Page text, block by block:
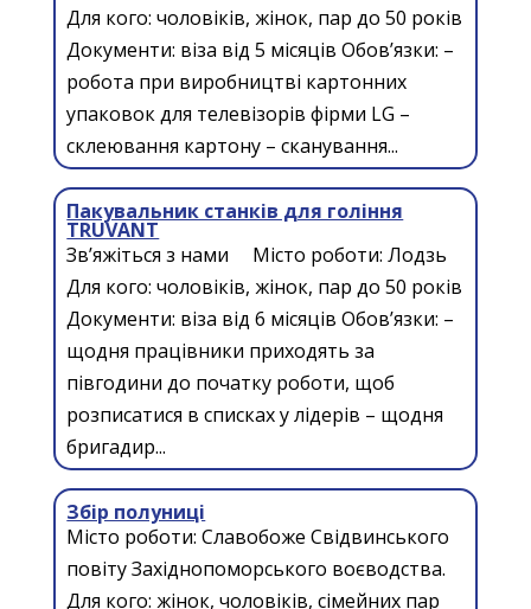
Для кого: чоловіків, жінок, пар до 50 років
Документи: віза від 5 місяців Обов’язки: –
робота при виробництві картонних
упаковок для телевізорів фірми LG –
склеювання картону – сканування...
Пакувальник станків для гоління
TRUVANT
Зв’яжіться з нами Місто роботи: Лодзь
Для кого: чоловіків, жінок, пар до 50 років
Документи: віза від 6 місяців Обов’язки: –
щодня працівники приходять за
півгодини до початку роботи, щоб
розписатися в списках у лідерів – щодня
бригадир...
Збір полуниці
Місто роботи: Славобоже Свідвинського
повіту Західнопоморського воєводства.
Для кого: жінок, чоловіків, сімейних пар